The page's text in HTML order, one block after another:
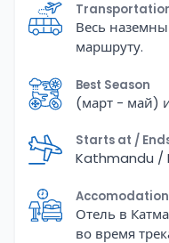
Весь
маршруту.
Best Season
(март - май)
Starts at /
Kathmandu /
Accomodation
Отель в
во время